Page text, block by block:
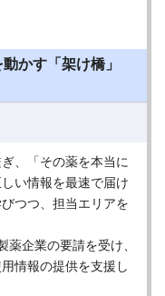
かす「架け橋」
、「その薬を本当に
い情報を最速で届け
つつ、担当エリアを
企業の要請を受け、
情報の提供を支援し